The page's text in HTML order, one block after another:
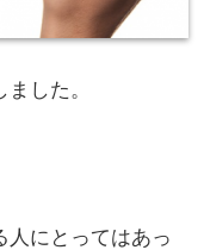
した。
人にとってはあっ